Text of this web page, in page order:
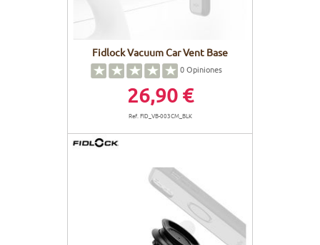
Fidlock Vacuum Car Vent Base
0Opiniones
26,90 €
Ref. FID_VB-003CM_BLK